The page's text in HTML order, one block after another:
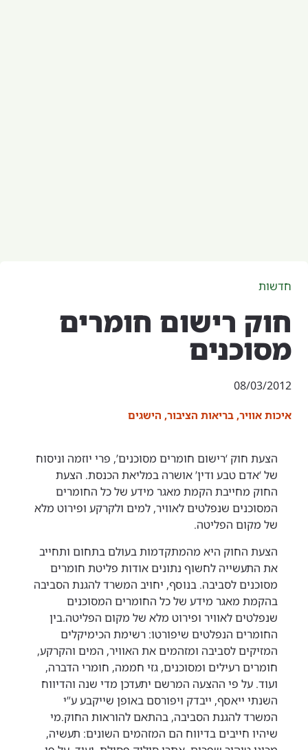
חדשות
חוק רישום חומרים
מסוכנים
08/03/2012
איכות אוויר, בריאות הציבור, הישגים
הצעת חוק ‘רישום חומרים מסוכנים’, פרי יוזמה וניסוח
של ‘אדם טבע ודין’ אושרה במליאת הכנסת. הצעת
החוק מחייבת הקמת מאגר מידע של כל החומרים
המסוכנים שנפלטים לאוויר, למים ולקרקע ופירוט מלא
של מקום הפליטה.
הצעת החוק היא מהמתקדמות בעולם בתחום ותחייב
את התעשייה לחשוף נתונים אודות פליטת חומרים
מסוכנים לסביבה. בנוסף, יחויב המשרד להגנת הסביבה
בהקמת מאגר מידע של כל החומרים המסוכנים
שנפלטים לאוויר ופירוט מלא של מקום הפליטה.בין
החומרים הנפלטים שיפורטו: רשימת הכימיקלים
המזיקים לסביבה ומזהמים את האוויר, המים והקרקע,
חומרים רעילים ומסוכנים, גזי חממה, חומרי הדברה,
ועוד. על פי ההצעה המרשם יתעדכן מדי שנה והדיווח
השנתי ייאסף, ייבדק ויפורסם באופן שייקבע ע”י
המשרד להגנת הסביבה, בהתאם להוראות החוק.מי
שיהיו חייבים בדיווח הם המזהמים השונים: תעשיה,